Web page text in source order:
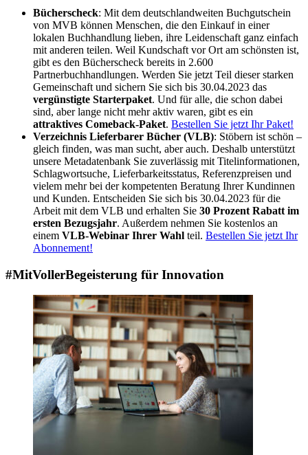
Bücherscheck: Mit dem deutschlandweiten Buchgutschein
von MVB können Menschen, die den Einkauf in einer
lokalen Buchhandlung lieben, ihre Leidenschaft ganz einfach
mit anderen teilen. Weil Kundschaft vor Ort am schönsten ist,
gibt es den Bücherscheck bereits in 2.600
Partnerbuchhandlungen. Werden Sie jetzt Teil dieser starken
Gemeinschaft und sichern Sie sich bis 30.04.2023 das
vergünstigte Starterpaket. Und für alle, die schon dabei
sind, aber lange nicht mehr aktiv waren, gibt es ein
attraktives Comeback-Paket. Bestellen Sie jetzt Ihr Paket!
Verzeichnis Lieferbarer Bücher (VLB): Stöbern ist schön –
gleich finden, was man sucht, aber auch. Deshalb unterstützt
unsere Metadatenbank Sie zuverlässig mit Titelinformationen,
Schlagwortsuche, Lieferbarkeitsstatus, Referenzpreisen und
vielem mehr bei der kompetenten Beratung Ihrer Kundinnen
und Kunden. Entscheiden Sie sich bis 30.04.2023 für die
Arbeit mit dem VLB und erhalten Sie 30 Prozent Rabatt im
ersten Bezugsjahr. Außerdem nehmen Sie kostenlos an
einem VLB-Webinar Ihrer Wahl teil. Bestellen Sie jetzt Ihr
Abonnement!
#MitVollerBegeisterung für Innovation